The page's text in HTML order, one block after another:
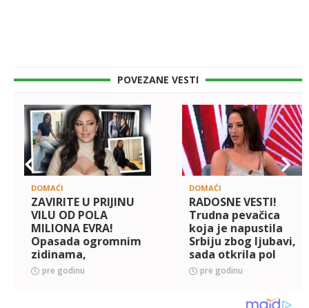
POVEZANE VESTI
DOMAĆI
ZAVIRITE U PRIJINU
VILU OD POLA
MILIONA EVRA!
Opasada ogromnim
zidinama,
unutrašnjost je
pravi LUKSUZ
pre godinu
DOMAĆI
RADOSNE VESTI!
Trudna pevačica
koja je napustila
Srbiju zbog ljubavi,
sada otkrila pol
bebe: Puzla koja
nam je falila...
pre godinu